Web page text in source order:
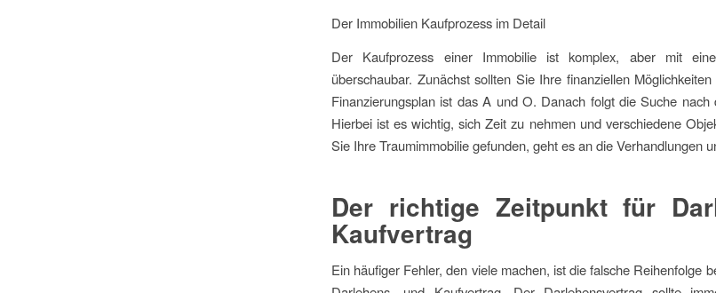
Der Immobilien Kaufprozess im Detail
Der Kaufprozess einer Immobilie ist komplex, aber mit
überschaubar. Zunächst sollten Sie Ihre finanziellen
Finanzierungsplan ist das A und O. Danach folgt die Suche nach
Hierbei ist es wichtig, sich Zeit zu nehmen und verschiedene
Sie Ihre Traumimmobilie gefunden, geht es an die Verhandlungen
Der richtige Zeitpunkt für
Kaufvertrag
Ein häufiger Fehler, den viele machen, ist die falsche Reihenfolge